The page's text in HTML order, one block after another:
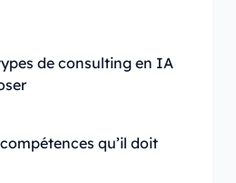
de consulting en IA
qu’il doit